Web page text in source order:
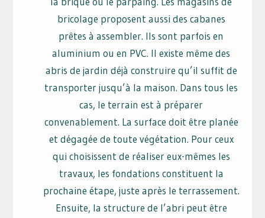
bricolage proposent aussi des cabanes
prêtes à assembler. Ils sont parfois en
aluminium ou en PVC. Il existe même des
abris de jardin déjà construire qu’il suffit de
transporter jusqu’à la maison. Dans tous les
cas, le terrain est à préparer
convenablement. La surface doit être planée
et dégagée de toute végétation. Pour ceux
qui choisissent de réaliser eux-mêmes les
travaux, les fondations constituent la
prochaine étape, juste après le terrassement.
Ensuite, la structure de l’abri peut être